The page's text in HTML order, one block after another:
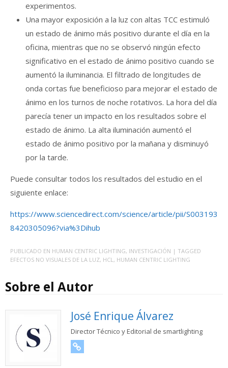
experimentos.
Una mayor exposición a la luz con altas TCC estimuló
un estado de ánimo más positivo durante el día en la
oficina, mientras que no se observó ningún efecto
significativo en el estado de ánimo positivo cuando se
aumentó la iluminancia. El filtrado de longitudes de
onda cortas fue beneficioso para mejorar el estado de
ánimo en los turnos de noche rotativos. La hora del día
parecía tener un impacto en los resultados sobre el
estado de ánimo. La alta iluminación aumentó el
estado de ánimo positivo por la mañana y disminuyó
por la tarde.
Puede consultar todos los resultados del estudio en el
siguiente enlace:
https://www.sciencedirect.com/science/article/pii/S003193
8420305096?via%3Dihub
PUBLICADO EN HUMAN CENTRIC LIGHTING, INVESTIGACIÓN | TAGGED
EFECTOS NO VISUALES DE LA LUZ, HCL , HUMAN CENTRIC LIGHTING
Sobre el Autor
José Enrique Álvarez
Director Técnico y Editorial de smartlighting